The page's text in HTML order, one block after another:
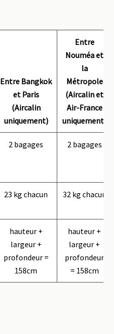
Entre Bangkok
et Paris
(Aircalin
uniquement)
Entre
Nouméa et
la
Métropole
(Aircalin et
Air-France
uniquement)
2 bagages 2 bagages
23 kg chacun 32 kg chacun
hauteur +
largeur +
profondeur =
158cm
hauteur +
largeur +
profondeur
= 158cm